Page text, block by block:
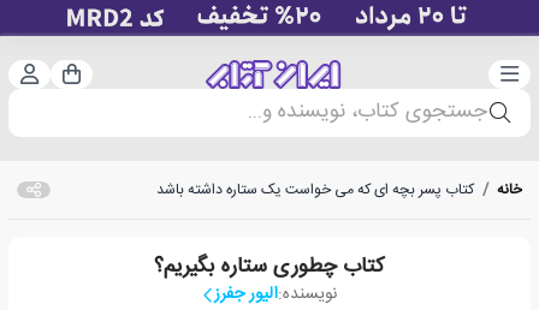
دسته‌بندی سبد
جستجوی کتاب، نویسنده و...
خانه / کتاب پسر بچه ای که می خواست یک ستاره داشته باشد
کتاب چطوری ستاره بگیریم؟
نویسنده:الیور جفرز